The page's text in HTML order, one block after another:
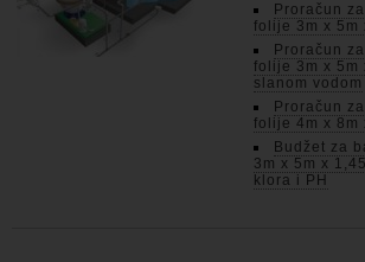
Proračun
folije 3m x 5m
Proračun
folije 3m x 5m
slanom vodom
Proračun
folije 4m x 8m
Budžet za
3m x 5m x
klora i PH